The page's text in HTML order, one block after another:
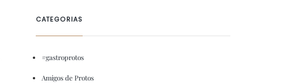
CATEGORIAS
#gastroprotos
Amigos de Protos